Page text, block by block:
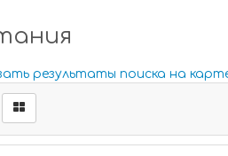
результаты поиска на